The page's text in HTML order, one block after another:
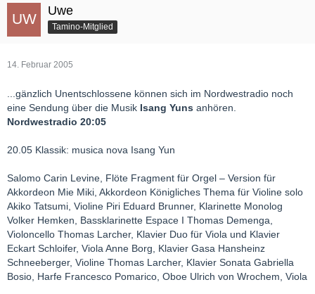
Uwe
Tamino-Mitglied
14. Februar 2005
...gänzlich Unentschlossene können sich im Nordwestradio noch
eine Sendung über die Musik Isang Yuns anhören.
Nordwestradio 20:05
20.05 Klassik: musica nova Isang Yun
Salomo Carin Levine, Flöte Fragment für Orgel – Version für
Akkordeon Mie Miki, Akkordeon Königliches Thema für Violine solo
Akiko Tatsumi, Violine Piri Eduard Brunner, Klarinette Monolog
Volker Hemken, Bassklarinette Espace I Thomas Demenga,
Violoncello Thomas Larcher, Klavier Duo für Viola und Klavier
Eckart Schloifer, Viola Anne Borg, Klavier Gasa Hansheinz
Schneeberger, Violine Thomas Larcher, Klavier Sonata Gabriella
Bosio, Harfe Francesco Pomarico, Oboe Ulrich von Wrochem, Viola